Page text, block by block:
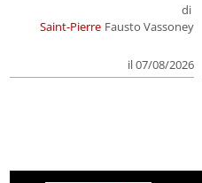
Saint-Pierre
di
Fausto Vassoney
il 07/08/2026